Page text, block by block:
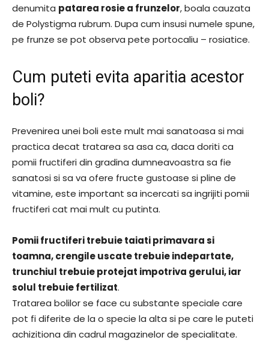
denumita patarea rosie a frunzelor, boala cauzata
de Polystigma rubrum. Dupa cum insusi numele spune,
pe frunze se pot observa pete portocaliu – rosiatice.
Cum puteti evita aparitia acestor
boli?
Prevenirea unei boli este mult mai sanatoasa si mai
practica decat tratarea sa asa ca, daca doriti ca
pomii fructiferi din gradina dumneavoastra sa fie
sanatosi si sa va ofere fructe gustoase si pline de
vitamine, este important sa incercati sa ingrijiti pomii
fructiferi cat mai mult cu putinta.
Pomii fructiferi trebuie taiati primavara si
toamna, crengile uscate trebuie indepartate,
trunchiul trebuie protejat impotriva gerului, iar
solul trebuie fertilizat.
Tratarea bolilor se face cu substante speciale care
pot fi diferite de la o specie la alta si pe care le puteti
achizitiona din cadrul magazinelor de specialitate.